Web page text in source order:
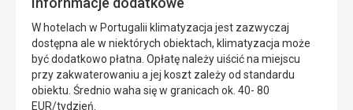
W hotelach w Portugalii klimatyzacja jest zazwyczaj
dostępna ale w niektórych obiektach, klimatyzacja może
być dodatkowo płatna. Opłatę należy uiścić na miejscu
przy zakwaterowaniu a jej koszt zależy od standardu
obiektu. Średnio waha się w granicach ok. 40- 80
EUR/tydzień.